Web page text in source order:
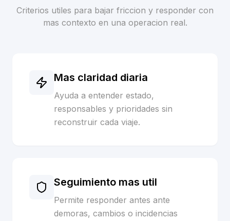
Criterios utiles para bajar friccion y responder con
mas contexto en una operacion real.
Mas claridad diaria
Ayuda a entender estado,
responsables y prioridades sin
reconstruir cada viaje.
Seguimiento mas util
Permite responder antes ante
demoras, cambios o incidencias